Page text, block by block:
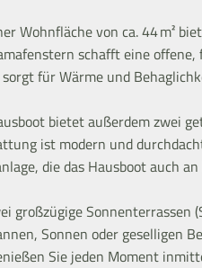
Wohnfläche von ca. 44 m²
schafft eine
sorgt für Wärme und
bietet außerdem zwei
ist modern und
die das Hausboot auch
großzügige Sonnenterrassen
Sonnen oder geselligen
Sie jeden Moment